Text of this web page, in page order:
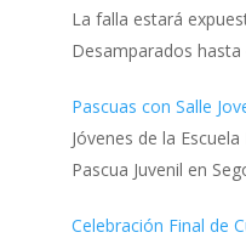
La falla estará
Desamparados
Pascuas con Salle
Jóvenes de la
Pascua Juvenil en
Celebración Final de